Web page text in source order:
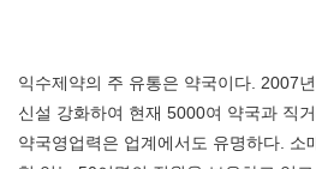
익수제약의 주 유통은 약국이다. 2007
신설 강화하여 현재 5000여 약국과 직
약국영업력은 업계에서도 유명하다. 소